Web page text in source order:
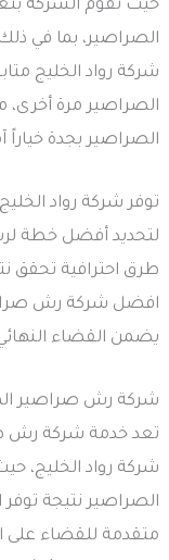
حيث تقوم الشركة
الصراصير، بما في
شركة رواد الخليج
الصراصير مرة أخرى،
الصراصير بجدة خياراً
توفر شركة رواد
لتحديد أفضل خطة
طرق احترافية تحقق
افضل شركة رش
يضمن القضاء
شركة رش صراصير
تعد خدمة شركة رش
شركة رواد الخليج،
الصراصير نتيجة
متقدمة للقضاء على